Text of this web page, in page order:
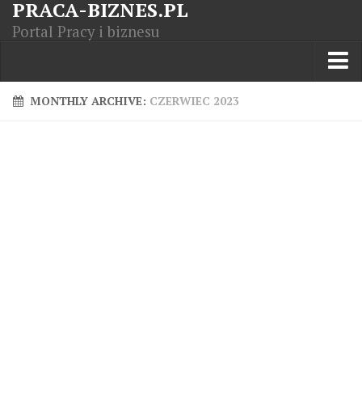
PRACA-BIZNES.PL
Portal Pracy i biznesu
Praca w kraju
MONTHLY ARCHIVE: CZERWIEC 2023